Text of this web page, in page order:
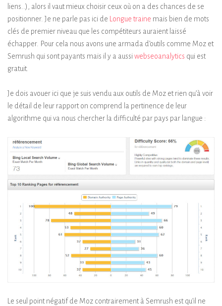
liens..), alors il vaut mieux choisir ceux où on a des chances de se
positionner. Je ne parle pas ici de
Longue traine mais bien de mots
clés de premier niveau que les compétiteurs auraient laissé
échapper. Pour cela nous avons une armada d’outils comme Moz et
Semrush qui sont payants mais il y a aussiwebseoanalytics qui est
gratuit.
Je dois avouer ici que je suis vendu aux outils de Moz et rien qu’à voir
le détail de leur rapport on comprend la pertinence de leur
algorithme qui va nous chercher la difficulté par pays par langue :
Le seul point négatif de Moz contrairement à Semrush est qu’il ne